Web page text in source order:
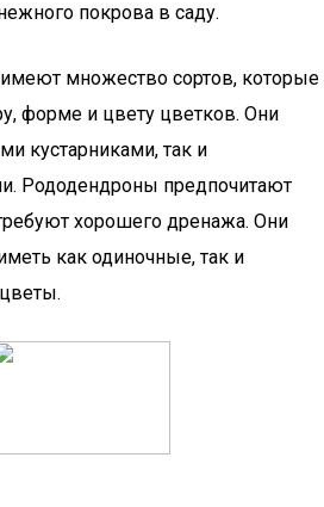
покрова в саду.
множество сортов, которые
форме и цвету цветков. Они
кустарниками, так и
Рододендроны предпочитают
хорошего дренажа. Они
как одиночные, так и